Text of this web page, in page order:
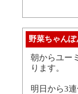
野菜ちゃんぽ
朝からユー
ります。
明日から3